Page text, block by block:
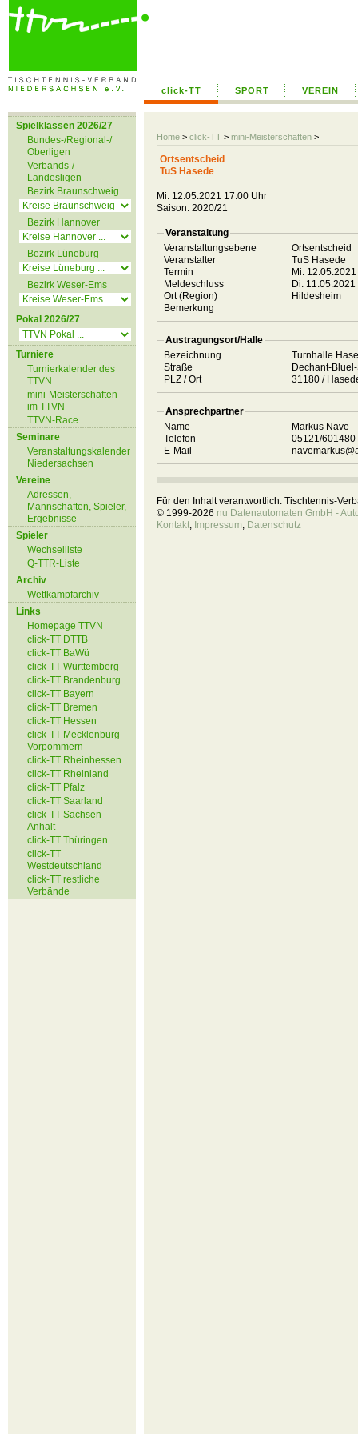
click-TT SPORT VEREIN
Home > click-TT > mini-Meisterschaften >
Spielklassen 2026/27
Bundes-/Regional-/
Oberligen
Verbands-/
Landesligen
Bezirk Braunschweig
Bezirk Hannover
Bezirk Lüneburg
Bezirk Weser-Ems
Pokal 2026/27
Turniere
Turnierkalender des
TTVN
mini-Meisterschaften
im TTVN
TTVN-Race
Seminare
Veranstaltungskalender
Niedersachsen
Vereine
Adressen,
Mannschaften, Spieler,
Ergebnisse
Spieler
Wechselliste
Q-TTR-Liste
Archiv
Wettkampfarchiv
Links
Homepage TTVN
click-TT DTTB
click-TT BaWü
click-TT Württemberg
click-TT Brandenburg
click-TT Bayern
click-TT Bremen
click-TT Hessen
click-TT Mecklenburg-
Vorpommern
click-TT Rheinhessen
click-TT Rheinland
click-TT Pfalz
click-TT Saarland
click-TT Sachsen-
Anhalt
click-TT Thüringen
click-TT
Westdeutschland
click-TT restliche
Verbände
Ortsentscheid
TuS Hasede
Mi. 12.05.2021 17:00 Uhr
Saison: 2020/21
Veranstaltung
Veranstaltungsebene
Ortsentscheid
Veranstalter
TuS Hasede
Termin
Mi.
Meldeschluss
Di.
Ort (Region)
Hildesheim
Bemerkung
Austragungsort/Halle
Bezeichnung
Turnhalle
Straße
Dechant-
PLZ / Ort
31180 /
Ansprechpartner
Name
Markus Nave
Telefon
05121/601480
E-Mail
Für den Inhalt verantwortlich: Tischtennis-
© 1999-2026 nu Datenautomaten GmbH -
Kontakt, Impressum, Datenschutz